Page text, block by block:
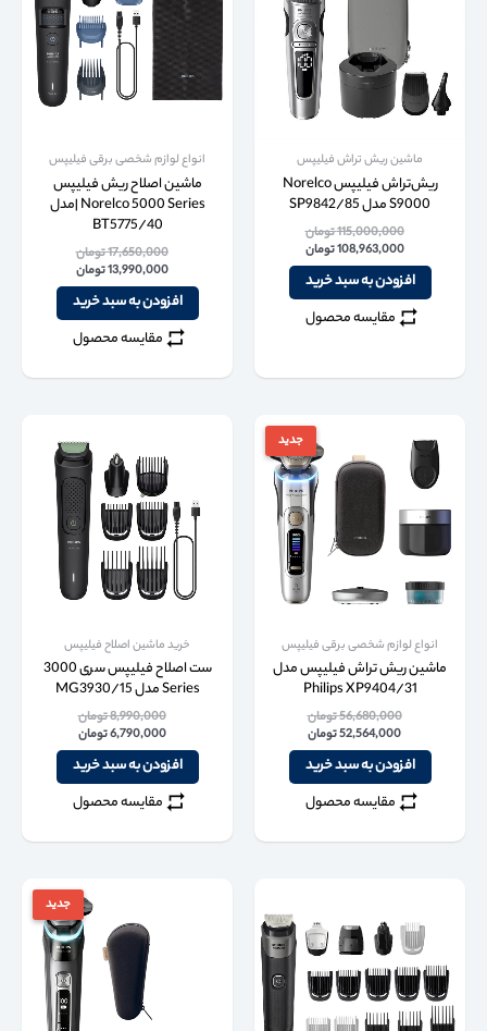
ماشین ریش تراش فیلیپس
ریش‌تراش فیلیپس Norelco
S9000 مدل SP9842/85
115,000,000تومان
108,963,000تومان
افزودن به سبد خرید
مقایسه محصول
انواع لوازم شخصی برقی فیلیپس
ماشین اصلاح ریش فیلیپس
Norelco 5000 Series |مدل
BT5775/40
17,650,000تومان
13,990,000تومان
افزودن به سبد خرید
مقایسه محصول
جدید
انواع لوازم شخصی برقی فیلیپس
ماشین ریش تراش فیلیپس مدل
Philips XP9404/31
56,680,000تومان
52,564,000تومان
افزودن به سبد خرید
مقایسه محصول
خرید ماشین اصلاح فیلیپس
ست اصلاح فیلیپس سری 3000
Series مدل MG3930/15
8,990,000تومان
6,790,000تومان
افزودن به سبد خرید
مقایسه محصول
جدید